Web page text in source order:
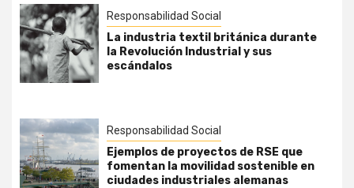
Responsabilidad Social
La industria textil británica durante
la Revolución Industrial y sus
escándalos
Responsabilidad Social
Ejemplos de proyectos de RSE que
fomentan la movilidad sostenible en
ciudades industriales alemanas